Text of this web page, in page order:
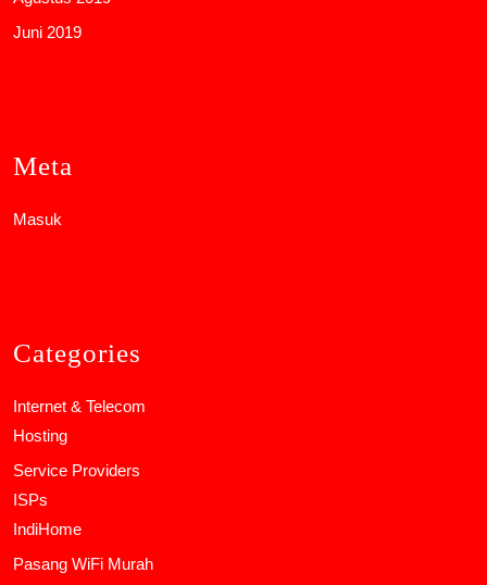
Juni 2019
Meta
Masuk
Categories
Internet & Telecom
Hosting
Service Providers
ISPs
IndiHome
Pasang WiFi Murah